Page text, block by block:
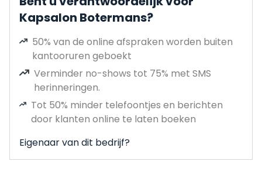
Kapsalon Botermans?
50% van de online afspraken worden buiten
kantooruren geboekt
Verminder no-shows tot 75% met SMS
herinneringen.
Tot 50% minder telefoontjes en berichten
door klanten online te laten boeken
Eigenaar van dit bedrijf?